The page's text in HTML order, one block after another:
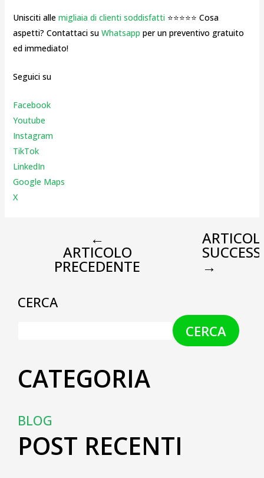
Unisciti alle migliaia di clienti soddisfatti⭐⭐⭐⭐⭐ Cosa
aspetti? Contattaci su Whatsapp per un preventivo gratuito
ed immediato!
Seguici su
Facebook
Youtube
Instagram
TikTok
LinkedIn
Google Maps
X
←
ARTICOLO
PRECEDENTE →
CERCA
CERCA
CATEGORIA
BLOG
POST RECENTI